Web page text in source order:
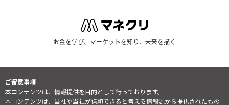
お金を学び、マーケットを知り、未来を描く
ご留意事項
本コンテンツは、情報提供を目的として行っております。
本コンテンツは、当社や当社が信頼できると考える情報源から提供されたもの